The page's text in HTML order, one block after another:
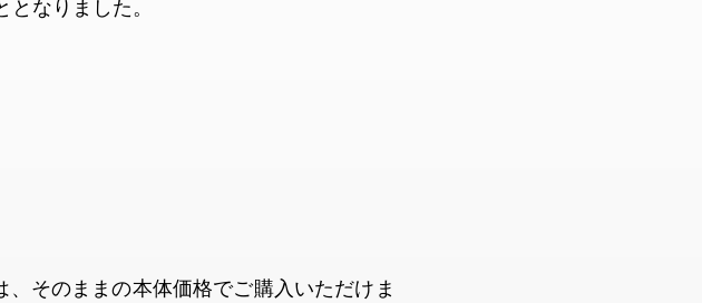
なりました。
そのままの本体価格でご購入いただけま